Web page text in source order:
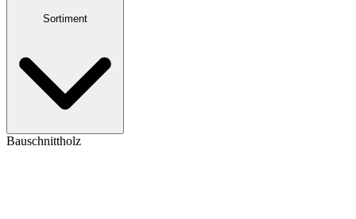
Sortiment
Bauschnittholz